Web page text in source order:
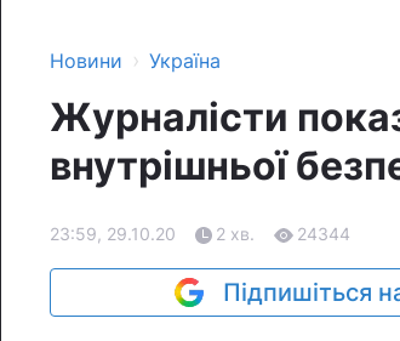
Новини › Україна
Журналісти
внутрішньої
23:59, 29.10.20 2 хв. 24344
Підпишіться